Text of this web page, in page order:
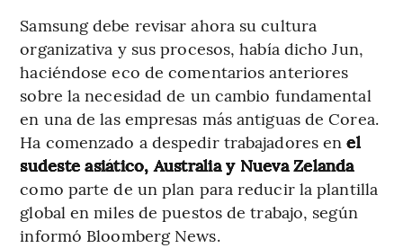
Samsung debe revisar ahora su cultura
organizativa y sus procesos, había dicho Jun,
haciéndose eco de comentarios anteriores
sobre la necesidad de un cambio fundamental
en una de las empresas más antiguas de Corea.
Ha comenzado a despedir trabajadores enel
sudeste asiático, Australia y Nueva Zelanda
como parte de un plan para reducir la plantilla
global en miles de puestos de trabajo, según
informó Bloomberg News.